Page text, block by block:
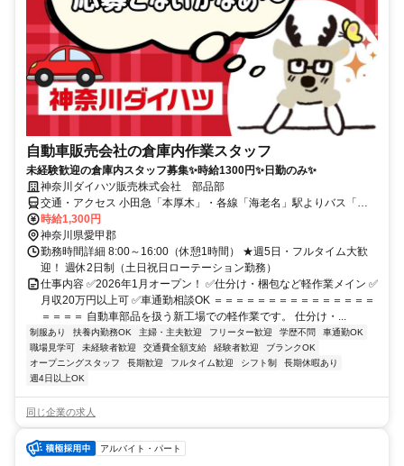
自動車販売会社の倉庫内作業スタッフ
未経験歓迎の倉庫内スタッフ募集✨時給1300円✨日勤のみ✨
神奈川ダイハツ販売株式会社 部品部
交通・アクセス 小田急「本厚木」・各線「海老名」駅よりバス「局
前」付近 ◎車通勤OK
時給1,300円
神奈川県愛甲郡
勤務時間詳細 8:00～16:00（休憩1時間） ★週5日・フルタイム大歓
迎！ 週休2日制（土日祝日ローテーション勤務）
仕事内容 ✅2026年1月オープン！ ✅仕分け・梱包など軽作業メイン ✅
月収20万円以上可 ✅車通勤相談OK ＝＝＝＝＝＝＝＝＝＝＝＝＝＝＝
＝＝＝＝ 自動車部品を扱う新工場での軽作業です。 仕分け・...
制服あり 扶養内勤務OK 主婦・主夫歓迎 フリーター歓迎 学歴不問
車通勤OK
職場見学可
未経験者歓迎 交通費全額支給 経験者歓迎
ブランクOK
オープニングスタッフ
長期歓迎 フルタイム歓迎 シフト制
長期休暇あり
週4日以上OK
同じ企業の求人
アルバイト・パート